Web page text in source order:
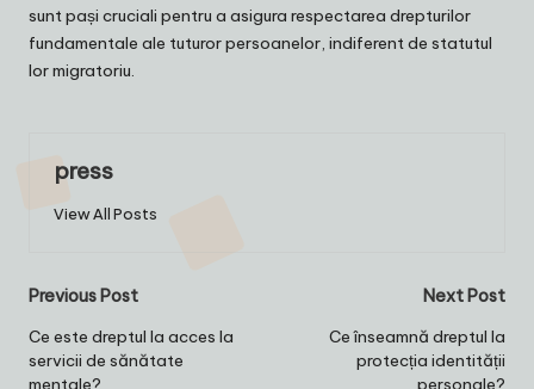
sunt pași cruciali pentru a asigura respectarea drepturilor
fundamentale ale tuturor persoanelor, indiferent de statutul
lor migratoriu.
press
View All Posts
Post
navigation
Previous Post
Ce este dreptul la acces la
servicii de sănătate
mentale?
Next Post
Ce înseamnă dreptul la
protecția identității
personale?